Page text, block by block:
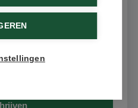
/ 10 (531 beoordelingen)
onze nieuwsbrief
aanbiedingen en persoonlijk